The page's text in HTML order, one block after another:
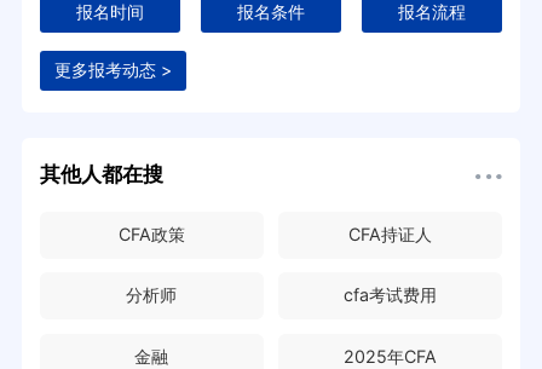
报名时间 报名条件 报名流程
更多报考动态 >
其他人都在搜
CFA政策 CFA持证人
分析师 cfa考试费用
金融 2025年CFA